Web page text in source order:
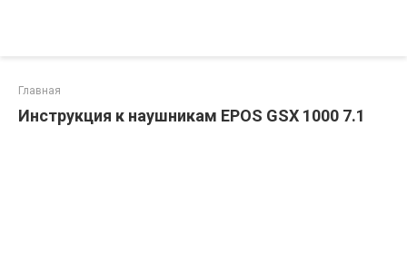
Главная
Инструкция к наушникам EPOS GSX 1000 7.1